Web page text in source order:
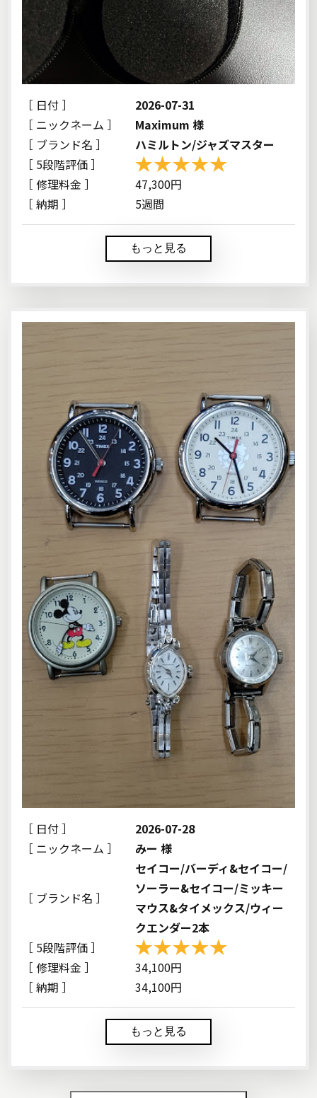
［ 日付 ］
2026-07-31
［ ニックネーム ］
Maximum 様
［ ブランド名 ］
ハミルトン/ジャズマスター
［ 5段階評価 ］
［ 修理料金 ］
47,300円
［ 納期 ］
5週間
もっと見る
［ 日付 ］
2026-07-28
［ ニックネーム ］
みー 様
［ ブランド名 ］
セイコー/バーディ&セイコー/
ソーラー&セイコー/ミッキー
マウス&タイメックス/ウィー
クエンダー2本
［ 5段階評価 ］
［ 修理料金 ］
34,100円
［ 納期 ］
34,100円
もっと見る